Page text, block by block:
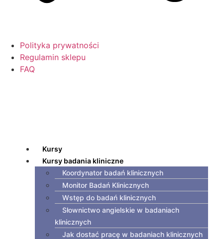
Polityka prywatności
Regulamin sklepu
FAQ
Kursy
Kursy badania kliniczne
Koordynator badań klinicznych
Monitor Badań Klinicznych
Wstęp do badań klinicznych
Słownictwo angielskie w badaniach
klinicznych
Jak dostać pracę w badaniach klinicznych